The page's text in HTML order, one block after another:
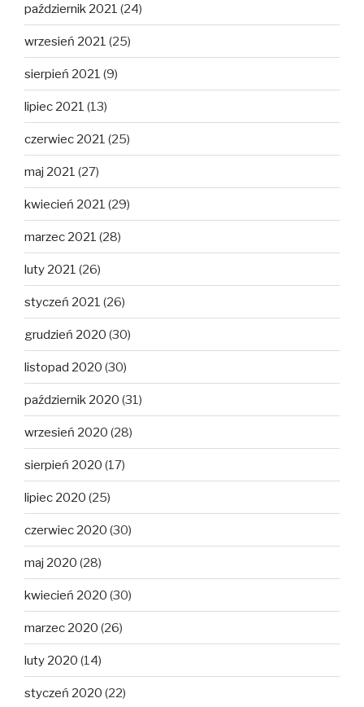
październik 2021 (24)
wrzesień 2021 (25)
sierpień 2021 (9)
lipiec 2021 (13)
czerwiec 2021 (25)
maj 2021 (27)
kwiecień 2021 (29)
marzec 2021 (28)
luty 2021 (26)
styczeń 2021 (26)
grudzień 2020 (30)
listopad 2020 (30)
październik 2020 (31)
wrzesień 2020 (28)
sierpień 2020 (17)
lipiec 2020 (25)
czerwiec 2020 (30)
maj 2020 (28)
kwiecień 2020 (30)
marzec 2020 (26)
luty 2020 (14)
styczeń 2020 (22)